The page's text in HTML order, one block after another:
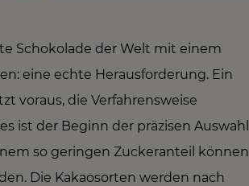
Schokolade der Welt mit einem
eine echte Herausforderung. Ein
voraus, die Verfahrensweise
ist der Beginn der präzisen Auswahl
so geringen Zuckeranteil können
Die Kakaosorten werden nach